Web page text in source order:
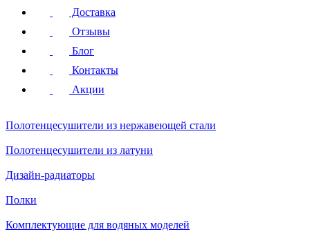
Доставка
Отзывы
Блог
Контакты
Акции
Полотенцесушители из нержавеющей стали
Полотенцесушители из латуни
Дизайн-радиаторы
Полки
Комплектующие для водяных моделей